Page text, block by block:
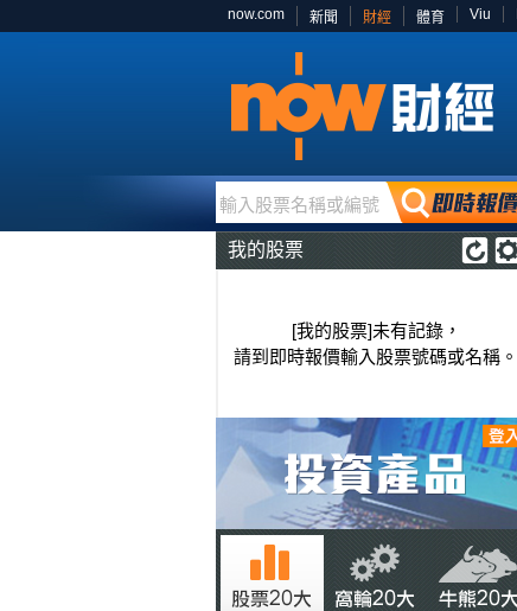
now.com 新聞 財經 體育 Viu
輸入股票名稱或編號
我的股票
[我的股票]未有記錄，
請到即時報價輸入股票號碼或名稱。